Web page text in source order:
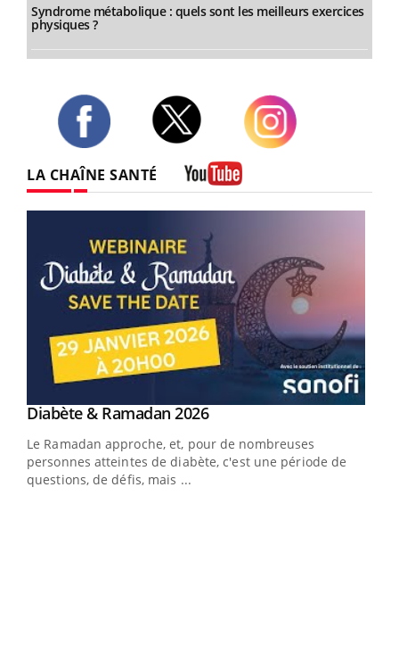
Syndrome métabolique : quels sont les meilleurs exercices
physiques ?